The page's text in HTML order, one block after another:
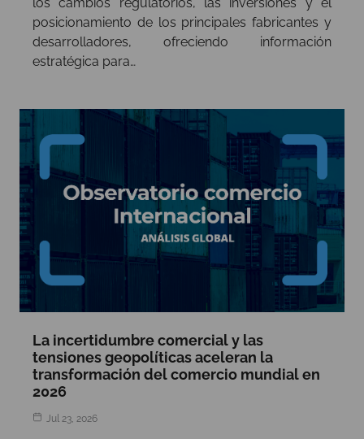
posicionamiento de los principales fabricantes y
desarrolladores, ofreciendo información
estratégica para…
La incertidumbre comercial y las
tensiones geopolíticas aceleran la
transformación del comercio mundial en
2026
Jul 23, 2026